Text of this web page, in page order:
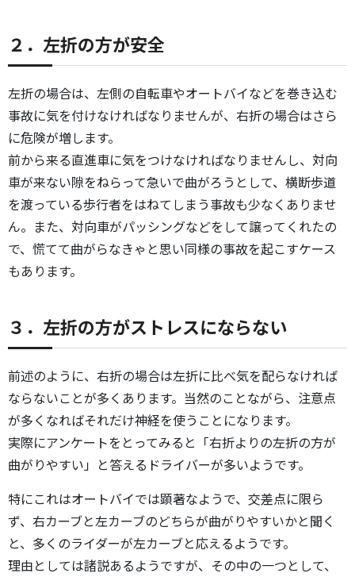
２．左折の方が安全
左折の場合は、左側の自転車やオートバイなどを巻き込む
事故に気を付けなければなりませんが、右折の場合はさら
に危険が増します。
前から来る直進車に気をつけなければなりませんし、対向
車が来ない隙をねらって急いで曲がろうとして、横断歩道
を渡っている歩行者をはねてしまう事故も少なくありませ
ん。また、対向車がパッシングなどをして譲ってくれたの
で、慌てて曲がらなきゃと思い同様の事故を起こすケース
もあります。
３．左折の方がストレスにならない
前述のように、右折の場合は左折に比べ気を配らなければ
ならないことが多くあります。当然のことながら、注意点
が多くなればそれだけ神経を使うことになります。
実際にアンケートをとってみると「右折よりの左折の方が
曲がりやすい」と答えるドライバーが多いようです。
特にこれはオートバイでは顕著なようで、交差点に限ら
ず、右カーブと左カーブのどちらが曲がりやすいかと聞く
と、多くのライダーが左カーブと応えるようです。
理由としては諸説あるようですが、その中の一つとして、